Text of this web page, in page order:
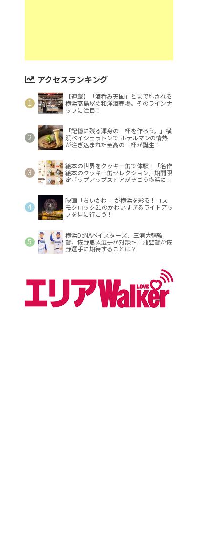
アクセスランキング
【連載】「酒呑み天国」とまで称される
横浜髙島屋の和洋酒売場。そのラインナ
ップに注目！
「記憶に残る渾身の一杯を作ろう。」横
浜ベイシェラトンで ホテルマンの情熱
が注ぎ込まれた至高の一杯が誕生！
絵本の世界をクッキー缶で体験！「名作
絵本のクッキー缶セレクション」期間限
定ポップアップストアがそごう横浜に登
映画「ちいかわ 」が横浜を彩る！コス
モクロック21のかわいすぎるライトアッ
プを見に行こう！
横浜DeNAベイスターズ、三浦大輔監
督、佐野恵太選手が対談～三浦監督が佐
野選手に期待することは？